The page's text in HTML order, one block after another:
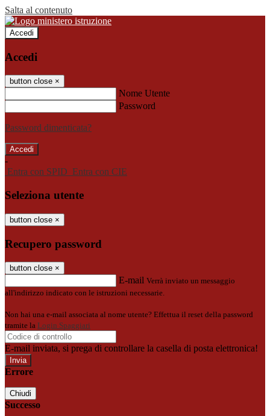
Salta al contenuto
Accedi
Accedi
button close ×
Nome Utente
Password
Password dimenticata?
-
Entra con SPID Entra con CIE
Seleziona utente
button close ×
Recupero password
button close ×
E-mail Verrà inviato un messaggio
all'indirizzo indicato con le istruzioni necessarie.
Non hai una e-mail associata al nome utente? Effettua il reset della password
tramite la Login Spaggiari
E-mail inviata, si prega di controllare la casella di posta elettronica!
Errore
Chiudi
Successo